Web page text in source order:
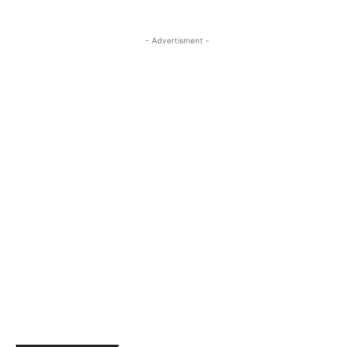
- Advertisment -